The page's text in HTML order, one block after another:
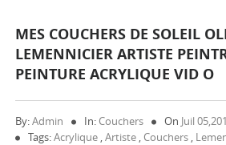
MES COUCHERS DE SOLEIL
LEMENNICIER ARTISTE
PEINTURE ACRYLIQUE VID O
By:Admin In: Couchers On Juil
Tags:Acrylique ,Artiste , Couchers ,